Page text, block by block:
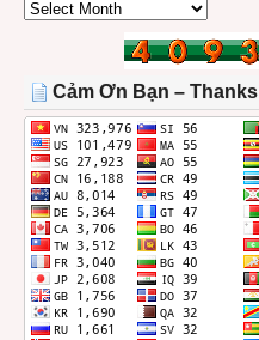
CÁC
THÁNG
Cảm Ơn Bạn – Thanks